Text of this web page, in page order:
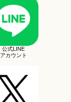
公式LINE
アカウント